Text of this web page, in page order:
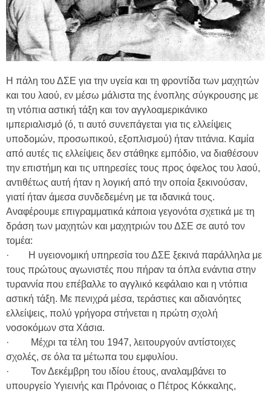
Η πάλη του ΔΣΕ για την υγεία και τη φροντίδα των μαχητών
και του λαού, εν μέσω μάλιστα της ένοπλης σύγκρουσης με
τη ντόπια αστική τάξη και τον αγγλοαμερικάνικο
ιμπεριαλισμό (ό, τι αυτό συνεπάγεται για τις ελλείψεις
υποδομών, προσωπικού, εξοπλισμού) ήταν τιτάνια. Καμία
από αυτές τις ελλείψεις δεν στάθηκε εμπόδιο, να διαθέσουν
την επιστήμη και τις υπηρεσίες τους προς όφελος του λαού,
αντιθέτως αυτή ήταν η λογική από την οποία ξεκινούσαν,
γιατί ήταν άμεσα συνδεδεμένη με τα ιδανικά τους.
Αναφέρουμε επιγραμματικά κάποια γεγονότα σχετικά με τη
δράση των μαχητών και μαχητριών του ΔΣΕ σε αυτό τον
τομέα:
· Η υγειονομική υπηρεσία του ΔΣΕ ξεκινά παράλληλα με
τους πρώτους αγωνιστές που πήραν τα όπλα ενάντια στην
τυραννία που επέβαλλε το αγγλικό κεφάλαιο και η ντόπια
αστική τάξη. Με πενιχρά μέσα, τεράστιες και αδιανόητες
ελλείψεις, πολύ γρήγορα στήνεται η πρώτη σχολή
νοσοκόμων στα Χάσια.
· Μέχρι τα τέλη του 1947, λειτουργούν αντίστοιχες
σχολές, σε όλα τα μέτωπα του εμφυλίου.
· Τον Δεκέμβρη του ιδίου έτους, αναλαμβάνει το
υπουργείο Υγιεινής και Πρόνοιας ο Πέτρος Κόκκαλης,